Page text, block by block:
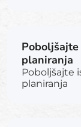
planiranja
Poboljšajte
planiranja